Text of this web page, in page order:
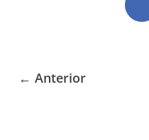
← Anterior